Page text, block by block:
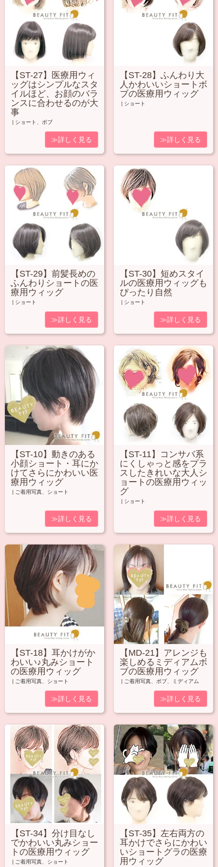
【ST-27】医療用ウィ
ッグはシンプルなスタ
イルほど、お顔のバラ
ンスに合わせるのが大
事
| ショート ボブ
≫詳しく見る
【ST-28】ふんわり大
人かわいいショートボ
ブの医療用ウィッグ
| ショート
≫詳しく見る
【ST-29】前髪長めの
ふんわりショートの医
療用ウィッグ
| ショート
≫詳しく見る
【ST-30】短めスタイ
ルの医療用ウィッグも
ぴったり自然
| ショート
≫詳しく見る
【ST-10】動きのある
小顔ショート・耳にか
けてさらにかわいい医
療用ウィッグ
| ご着用写真 ショート
≫詳しく見る
【ST-11】コンサバ系
にくしゃっと感をプラ
スしたきれいな大人シ
ョートの医療用ウィッ
グ
| ショート
≫詳しく見る
【ST-18】耳かけがか
わいい♪丸みショート
の医療用ウィッグ
ご着用写真 ショート
≫詳しく見る
【MD-21】アレンジも
楽しめるミディアムボ
ブの医療用ウィッグ
ご着用写真 ボブ ミディアム
≫詳しく見る
【ST-34】分け目なし
でかわいい丸みショー
トの医療用ウィッグ
| ご着用写真 ショート
【ST-35】左右両方の
耳かけでさらにかわい
いショートグラの医療
用ウィッグ